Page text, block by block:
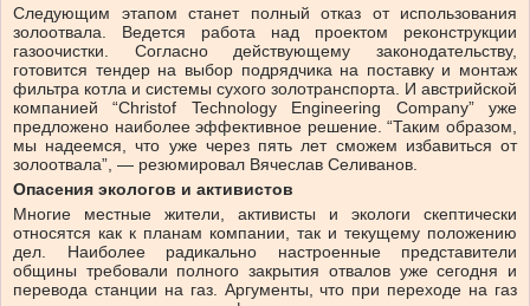
Следующим этапом станет полный отказ от использования
золоотвала. Ведется работа над проектом реконструкции
газоочистки. Согласно действующему законодательству,
готовится тендер на выбор подрядчика на поставку и монтаж
фильтра котла и системы сухого золотранспорта. И австрийской
компанией “Christof Technology Engineering Company” уже
предложено наиболее эффективное решение. “Таким образом,
мы надеемся, что уже через пять лет сможем избавиться от
золоотвала”, — резюмировал Вячеслав Селиванов.
Опасения экологов и активистов
Многие местные жители, активисты и экологи скептически
относятся как к планам компании, так и текущему положению
дел. Наиболее радикально настроенные представители
общины требовали полного закрытия отвалов уже сегодня и
перевода станции на газ. Аргументы, что при переходе на газ